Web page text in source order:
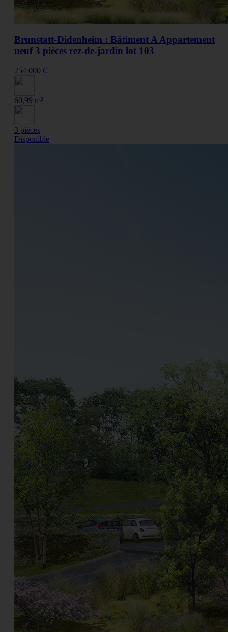
Brunstatt-Didenheim : Bâtiment A Appartement
neuf 3 pièces rez-de-jardin lot 103
254 000 €
60,99 m²
3 pièces
Disponible